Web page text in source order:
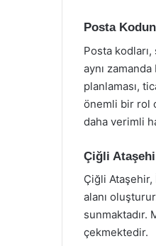
Posta
Posta
aynı
planlaması,
önemli bir rol
daha verimli
Çiğli
Çiğli
alanı
sunmaktadır.
çekmektedir.